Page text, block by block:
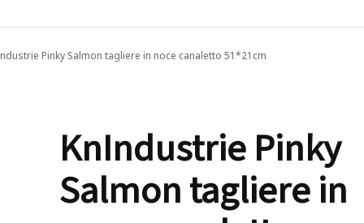
Pinky Salmon tagliere in noce canaletto 51*21cm
KnIndustrie Pinky
Salmon tagliere in